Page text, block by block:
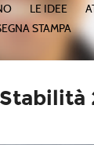
LE IDEE
STAMPA